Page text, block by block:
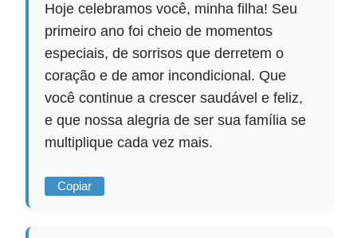
Hoje celebramos você, minha filha! Seu
primeiro ano foi cheio de momentos
especiais, de sorrisos que derretem o
coração e de amor incondicional. Que
você continue a crescer saudável e feliz,
e que nossa alegria de ser sua família se
multiplique cada vez mais.
Copiar